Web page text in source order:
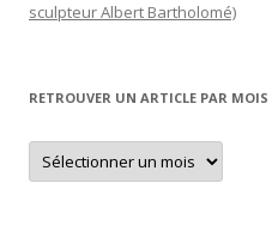
sculpteur Albert Bartholomé)
RETROUVER UN ARTICLE PAR MOIS
Retrouver
un
article